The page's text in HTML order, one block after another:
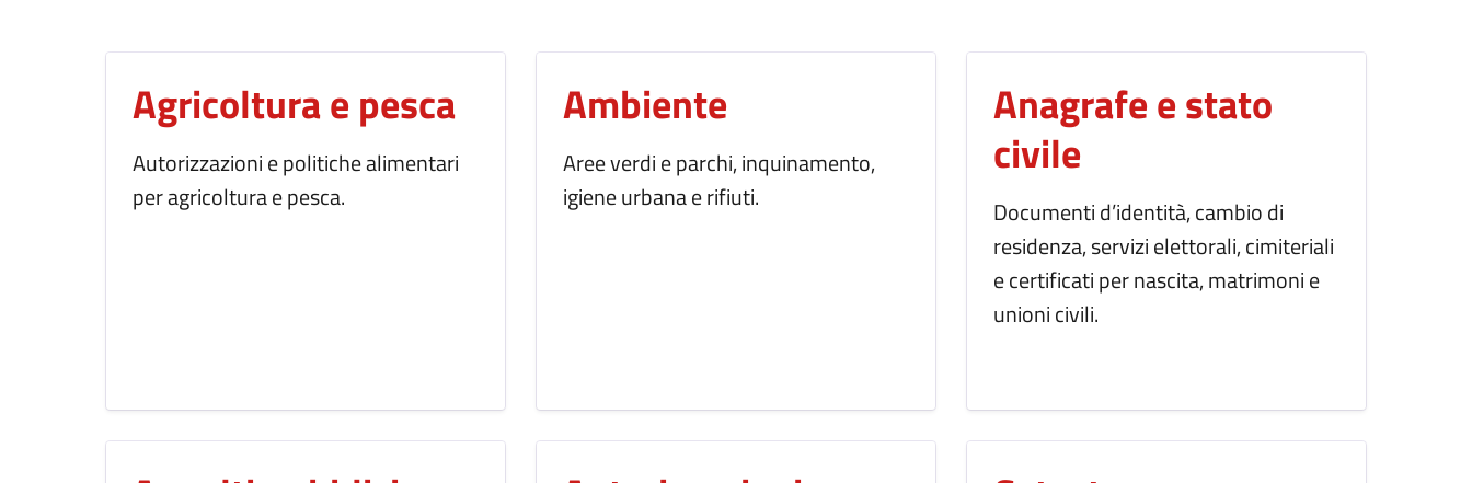
Agricoltura e pesca
Autorizzazioni e politiche alimentari
per agricoltura e pesca.
Ambiente
Aree verdi e parchi, inquinamento,
igiene urbana e rifiuti.
Anagrafe e stato
civile
Documenti d’identità, cambio di
residenza, servizi elettorali, cimiteriali
e certificati per nascita, matrimoni e
unioni civili.